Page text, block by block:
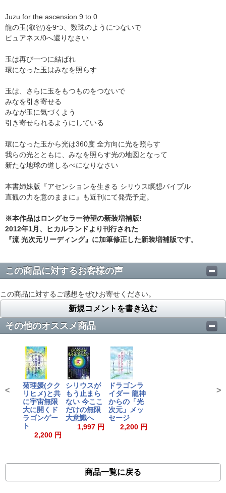
Juzu for the ascension 9 to 0
龍の玉(叡智)を9つ、数珠のようにつないで
ピュアネス/0へ還りなさい
玉は再び一つに結ばれ
環になった玉はみなを照らす
玉は、さらに玉をもつものをつないで
みなを引き寄せる
みなが玉に気づくよう
引き寄せられるようにしている
環になった玉から光は360度 全方向に光を照らす
我らの光とともに、みなを照らす光の地図となって
新たな地球の道しるべになりなさい
本書姉妹版『アセンションを生きる シリウス瞑想バイブル
直観の力を意のままに』も近刊にて発売予定。
※本作品はロングセラー待望の新装増補版!
2012年1月、ヒカルランドより刊行された
『流 光次元リーディング』に加筆修正した新装増補版です。
この商品に対するお客様の声
この商品に対するご感想をぜひお寄せください。
新規コメントを書き込む
その他のオススメ商品
菊理媛(クク
リヒメ)と共
に宇宙無限
大に開くド
ラゴンゲー
ト
2,200 円
シリウスが
もう止まら
ない 今ここ
だけの無限
大意識へ
1,997 円
ドラゴンラ
イダー 龍神
からの「光
次元」メッ
セージ
2,200 円
< >
商品一覧に戻る